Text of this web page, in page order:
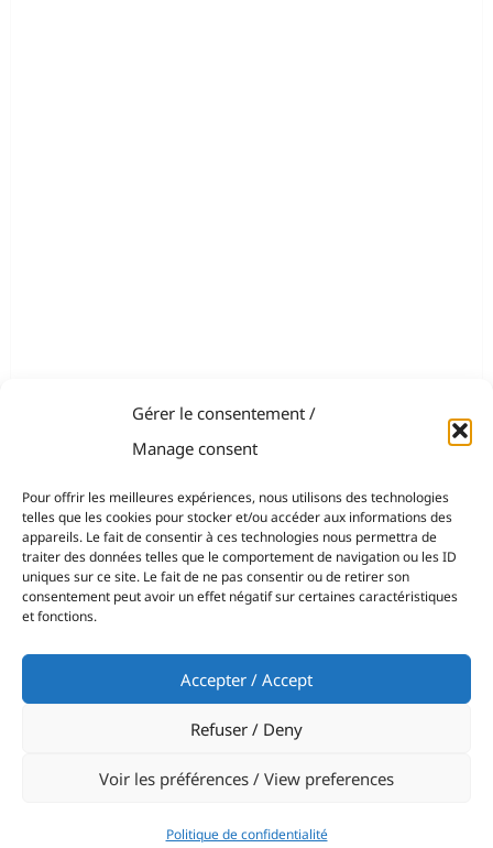
Gérer le consentement /
Manage consent
Pour offrir les meilleures expériences, nous utilisons des technologies
telles que les cookies pour stocker et/ou accéder aux informations des
appareils. Le fait de consentir à ces technologies nous permettra de
traiter des données telles que le comportement de navigation ou les ID
uniques sur ce site. Le fait de ne pas consentir ou de retirer son
consentement peut avoir un effet négatif sur certaines caractéristiques
et fonctions.
Accepter / Accept
Refuser / Deny
Voir les préférences / View preferences
Politique de confidentialité